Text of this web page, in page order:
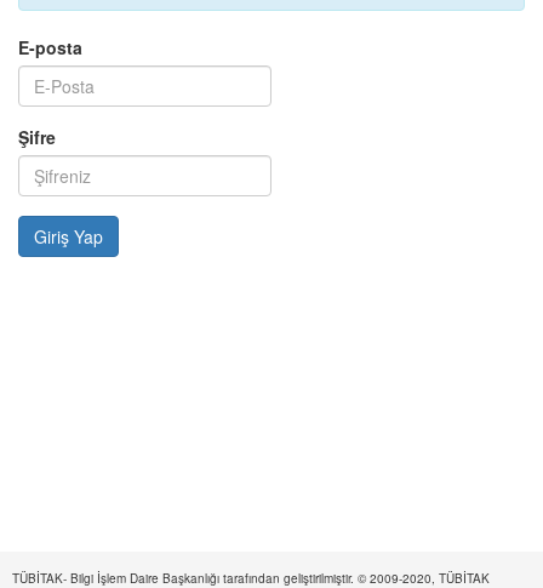
E-posta
Şifre
TÜBİTAK- Bilgi İşlem Daire Başkanlığı tarafından geliştirilmiştir. © 2009-2020, TÜBİTAK